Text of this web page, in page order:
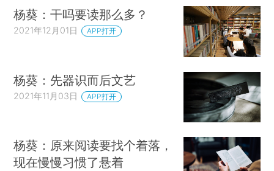
杨葵：干吗要读那么多？
2021年12月01日 APP打开
杨葵：先器识而后文艺
2021年11月03日 APP打开
杨葵：原来阅读要找个着落，
现在慢慢习惯了悬着